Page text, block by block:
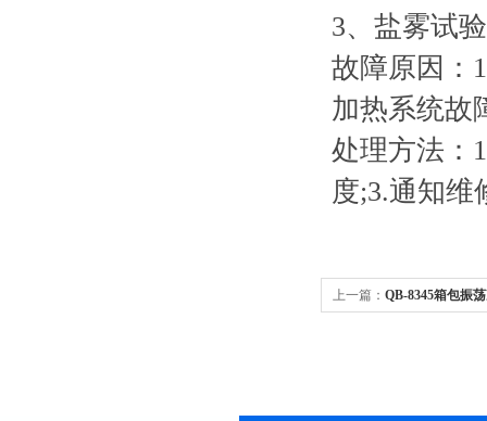
3、盐雾试
故障原因：
加热系统故
处理方法：
度;3.通知维
上一篇： QB-8345箱包振